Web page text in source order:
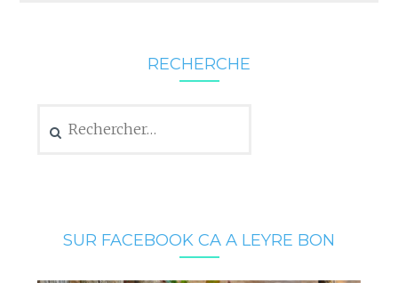
RECHERCHE
SUR FACEBOOK CA A LEYRE BON